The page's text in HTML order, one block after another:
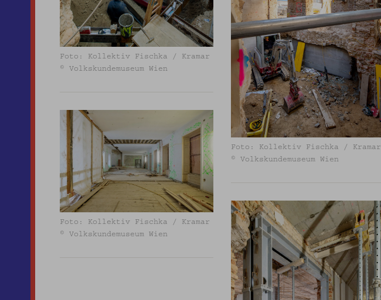
Foto: Kollektiv Fischka / Kramar
© Volkskundemuseum Wien
Foto: Kollektiv Fischka / Kramar
© Volkskundemuseum Wien
Foto: Kollektiv Fischka / Kramar
© Volkskundemuseum Wien